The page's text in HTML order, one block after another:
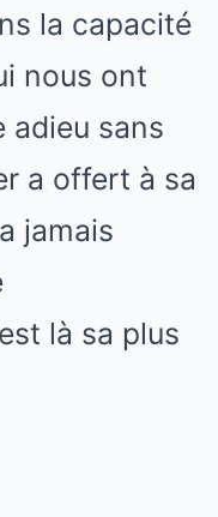
la capacité
nous ont
adieu sans
a offert à sa
jamais
là sa plus